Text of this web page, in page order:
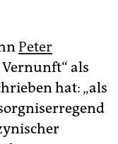
Peter
als
hat: „als